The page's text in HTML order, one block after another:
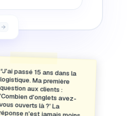
“J'ai passé 15 ans dans la
logistique. Ma première
question aux clients :
'Combien d'onglets avez-
vous ouverts là ?' La
réponse n'est jamais moins